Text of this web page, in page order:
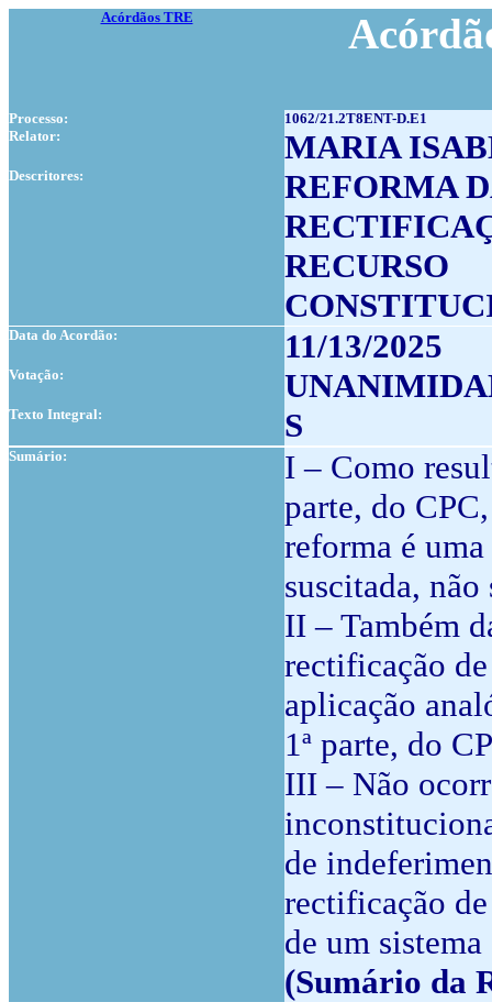
Acórdãos TRE
Processo:
1062/21.2T8ENT-D.E1
Relator:
MARIA
Descritores:
REFORMA
RECURSO
Data do Acordão: 11/13/2025
Votação:
Texto Integral: S
Sumário:
I – Como
parte, do
reforma é
suscitada,
II – Também
rectificação
aplicação
1ª parte, do
III – Não
de
rectificação
de um
(Sumário da